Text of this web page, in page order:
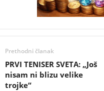
Prethodni članak
PRVI TENISER SVETA: „Još
nisam ni blizu velike
trojke“